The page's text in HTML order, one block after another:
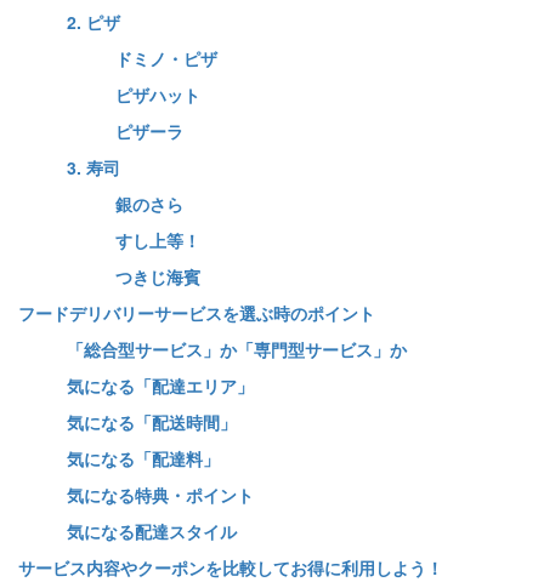
2. ピザ
ドミノ・ピザ
ピザハット
ピザーラ
3. 寿司
銀のさら
すし上等！
つきじ海賓
フードデリバリーサービスを選ぶ時のポイント
「総合型サービス」か「専門型サービス」か
気になる「配達エリア」
気になる「配送時間」
気になる「配達料」
気になる特典・ポイント
気になる配達スタイル
サービス内容やクーポンを比較してお得に利用しよう！